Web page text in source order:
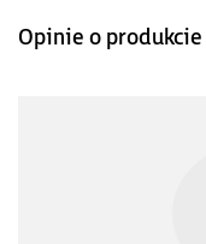
Opinie o produkcie